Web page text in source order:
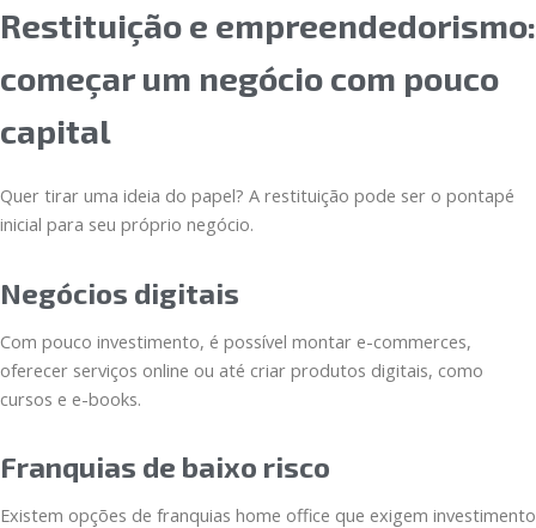
Restituição e empreendedorismo:
começar um negócio com pouco
capital
Quer tirar uma ideia do papel? A restituição pode ser o pontapé
inicial para seu próprio negócio.
Negócios digitais
Com pouco investimento, é possível montar e-commerces,
oferecer serviços online ou até criar produtos digitais, como
cursos e e-books.
Franquias de baixo risco
Existem opções de franquias home office que exigem investimento